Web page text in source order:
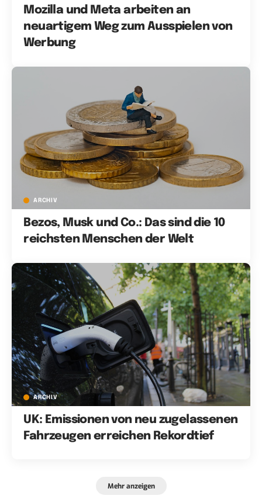
Mozilla und Meta arbeiten an
neuartigem Weg zum Ausspielen von
Werbung
ARCHIV
Bezos, Musk und Co.: Das sind die 10
reichsten Menschen der Welt
ARCHIV
UK: Emissionen von neu zugelassenen
Fahrzeugen erreichen Rekordtief
Mehr anzeigen